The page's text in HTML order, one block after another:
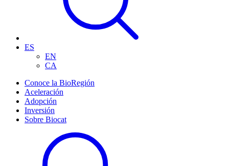
ES
EN
CA
Conoce la BioRegión
Aceleración
Adopción
Inversión
Sobre Biocat